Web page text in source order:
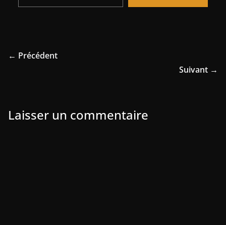
← Précédent
Suivant →
Laisser un commentaire